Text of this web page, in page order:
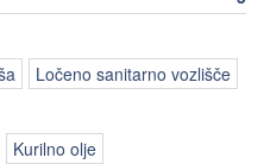
Ločeno sanitarno vozlišče
Kurilno olje